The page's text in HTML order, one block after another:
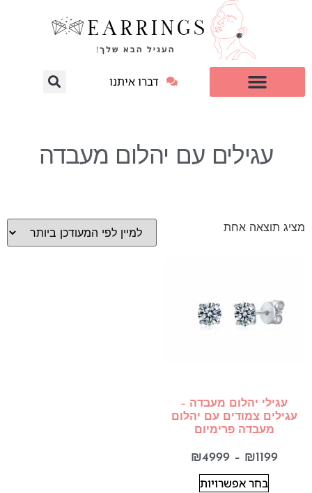
דברו איתנו
עגילים עם יהלום מעבדה
מציג תוצאה אחת
עגילי יהלום מעבדה –
עגילים צמודים עם יהלום
מעבדה פרימיום
₪1199
–
₪4999
בחר אפשרויות